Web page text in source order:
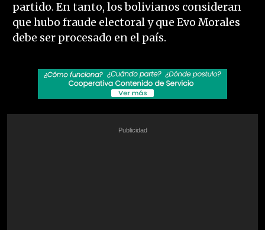
partido. En tanto, los bolivianos consideran
que hubo fraude electoral y que Evo Morales
debe ser procesado en el país.